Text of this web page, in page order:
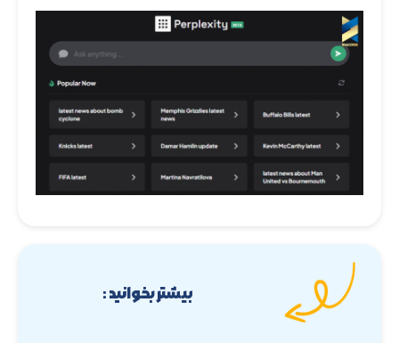
بیشتر بخوانید :